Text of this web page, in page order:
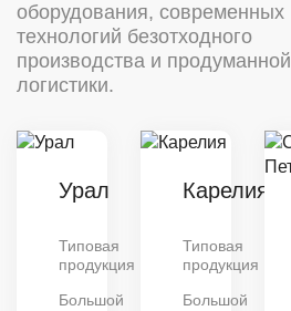
оборудования, современных
технологий безотходного
производства и продуманной
логистики.
Урал
Типовая
продукция
Большой
Карелия
Типовая
продукция
Большой